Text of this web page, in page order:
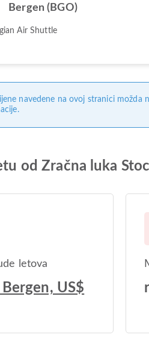
Bergen (BGO)
Air Shuttle
navedene na ovoj stranici
od Zračna luka
letova
US$